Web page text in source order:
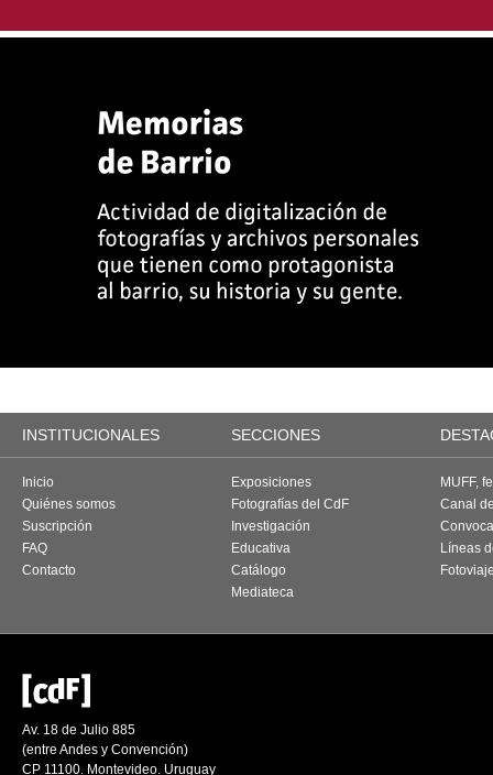
INSTITUCIONALES SECCIONES
Inicio
Quiénes somos
Suscripción
FAQ
Contacto
Exposiciones
Fotografías del CdF
Investigación
Educativa
Catálogo
Mediateca
MUFF,
Canal
Líneas
Av. 18 de Julio 885
(entre Andes y Convención)
CP 11100. Montevideo. Uruguay